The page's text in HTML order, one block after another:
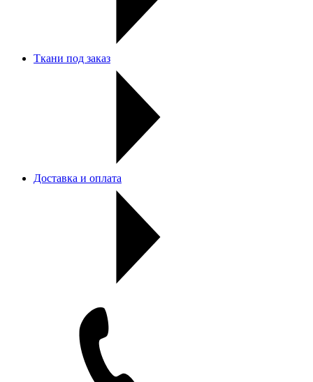
Ткани под заказ
Доставка и оплата